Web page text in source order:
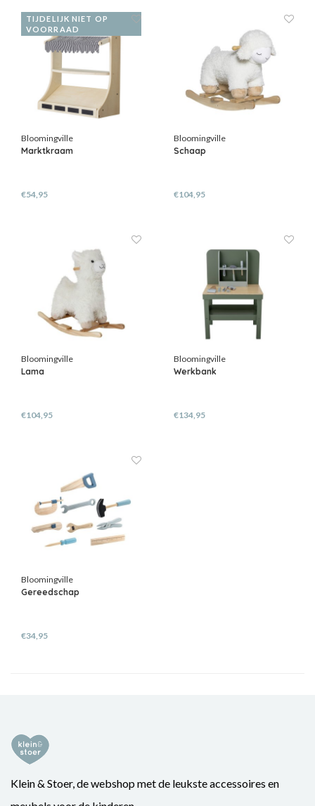
TIJDELIJK NIET OP
VOORRAAD
Bloomingville
Marktkraam
€54,95
Bloomingville
Schaap
€104,95
Bloomingville
Lama
€104,95
Bloomingville
Werkbank
€134,95
Bloomingville
Gereedschap
€34,95
Klein & Stoer, de webshop met de leukste accessoires en